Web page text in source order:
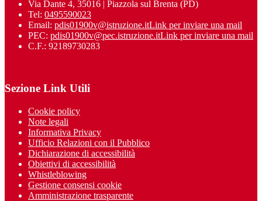
Via Dante 4, 35016 | Piazzola sul Brenta (PD)
Tel: 0495590023
Email: pdis01900v@istruzione.itLink per inviare una mail
PEC: pdis01900v@pec.istruzione.itLink per inviare una mail
C.F.: 92189730283
Sezione Link Utili
Cookie policy
Note legali
Informativa Privacy
Ufficio Relazioni con il Pubblico
Dichiarazione di accessibilità
Obiettivi di accessibilità
Whistleblowing
Gestione consensi cookie
Amministrazione trasparente